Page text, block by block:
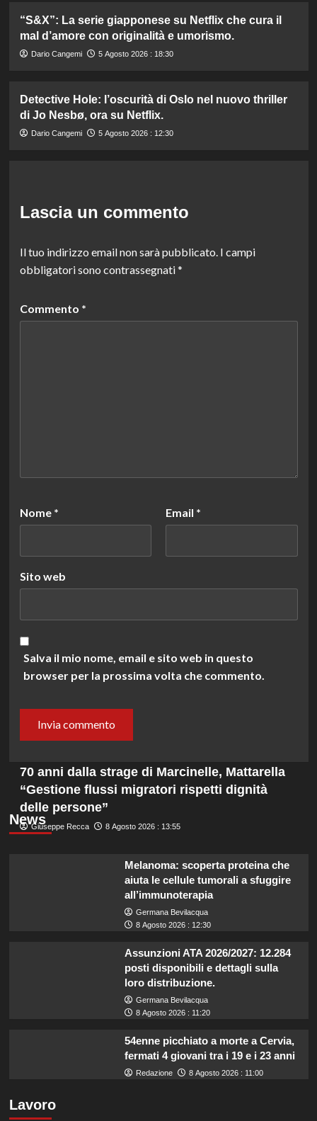
“S&X”: La serie giapponese su Netflix che cura il
mal d’amore con originalità e umorismo.
Dario Cangemi 5 Agosto 2026 : 18:30
Detective Hole: l’oscurità di Oslo nel nuovo thriller
di Jo Nesbø, ora su Netflix.
Dario Cangemi 5 Agosto 2026 : 12:30
Lascia un commento
Il tuo indirizzo email non sarà pubblicato. I campi
obbligatori sono contrassegnati*
Commento *
Nome * Email *
Sito web
Salva il mio nome, email e sito web in questo
browser per la prossima volta che commento.
News
70 anni dalla strage di Marcinelle, Mattarella
“Gestione flussi migratori rispetti dignità
delle persone”
Giuseppe Recca 8 Agosto 2026 : 13:55
Melanoma: scoperta proteina che
aiuta le cellule tumorali a sfuggire
all’immunoterapia
Germana Bevilacqua
8 Agosto 2026 : 12:30
Assunzioni ATA 2026/2027: 12.284
posti disponibili e dettagli sulla
loro distribuzione.
Germana Bevilacqua
8 Agosto 2026 : 11:20
54enne picchiato a morte a Cervia,
fermati 4 giovani tra i 19 e i 23 anni
Redazione 8 Agosto 2026 : 11:00
Lavoro